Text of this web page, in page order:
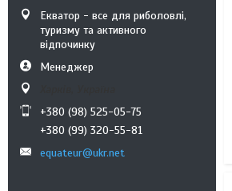
Екватор - все для риболовлі,
туризму та активного
відпочинку
Менеджер
+380 (98) 525-05-75
+380 (99) 320-55-81
equateur@ukr.net